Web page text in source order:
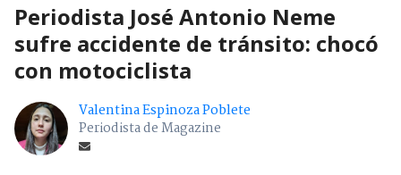
Periodista José Antonio Neme
sufre accidente de tránsito: chocó
con motociclista
Valentina Espinoza Poblete
Periodista de Magazine